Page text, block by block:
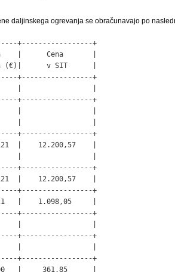
daljinskega ogrevanja se obračunavajo po
+-----------------+
|      Cena       |
v SIT      |
+-----------------+
|                 |
+-----------------+
|                 |
|                 |
+-----------------+
|    12.200,57    |
|                 |
+-----------------+
|    12.200,57    |
+-----------------+
|    1.098,05     |
+-----------------+
|                 |
+-----------------+
|                 |
+-----------------+
|     361,85      |